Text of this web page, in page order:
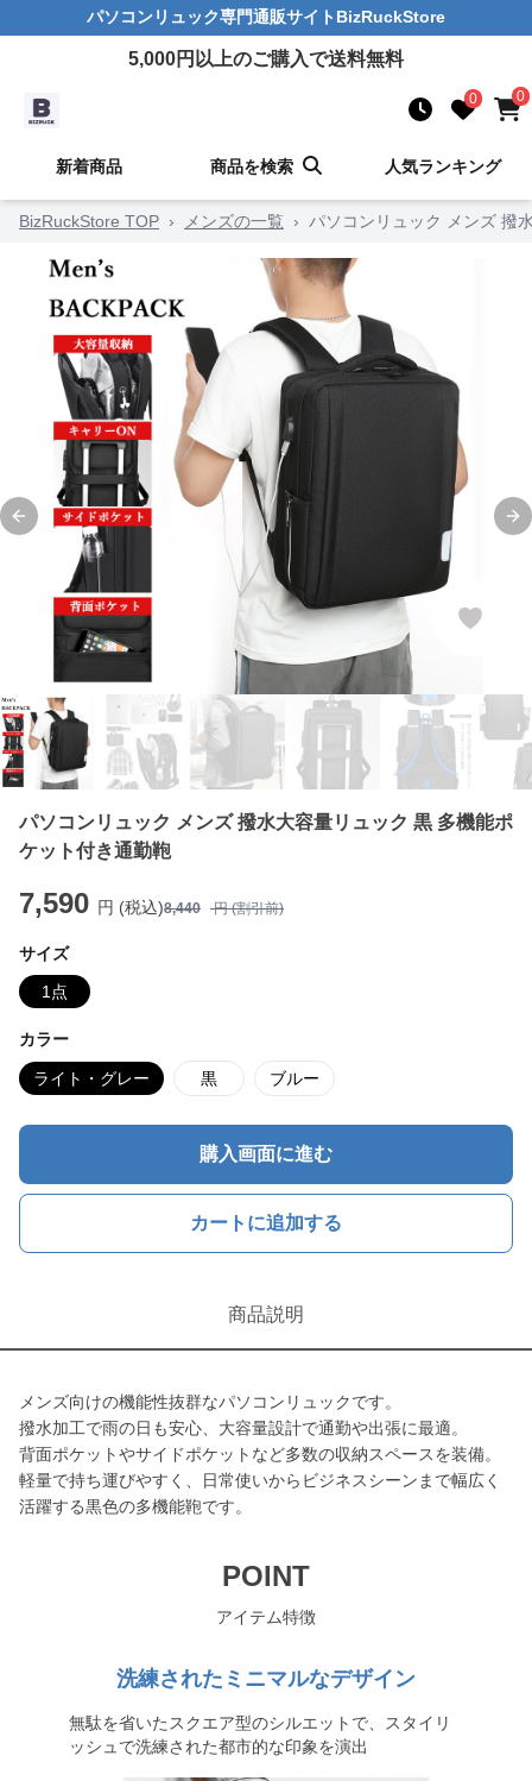
パソコンリュック専門通販サイト BizRuckStore
5,000円以上のご購入で送料無料
0 0
新着商品 商品を検索 人気ランキング
BizRuckStore TOP › メンズの一覧 › パソコンリュック メンズ 撥
Previous slide
パソコンリュック メンズ 撥水大容量リュック 黒 多機能ポ
ケット付き通勤鞄
7,590 円 (税込)8,440 円 (割引前)
サイズ
1点
カラー
ライト・グレー 黒 ブルー
購入画面に進む
カートに追加する
商品説明
メンズ向けの機能性抜群なパソコンリュックです。
撥水加工で雨の日も安心、大容量設計で通勤や出張に最適。
背面ポケットやサイドポケットなど多数の収納スペースを装備。
軽量で持ち運びやすく、日常使いからビジネスシーンまで幅広く
活躍する黒色の多機能鞄です。
POINT
アイテム特徴
洗練されたミニマルなデザイン
無駄を省いたスクエア型のシルエットで、スタイリ
ッシュで洗練された都市的な印象を演出